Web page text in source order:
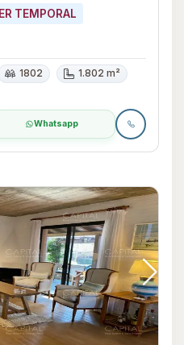
TEMPORAL
1802
1.802 m²
Whatsapp